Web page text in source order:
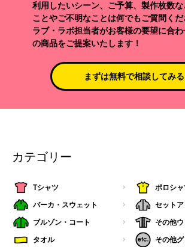
利用したいシーン、ご予算、製作枚数
ことやご不明なことは何でもご質問くだ
ラブ・ラボ担当者がお客様の要望に合
の商品をご提案いたします！
まずは無料で相談してみる
カテゴリー
Tシャツ ポロシ
パーカ・スウェット セット
ブルゾン・コート その他
タオル その他